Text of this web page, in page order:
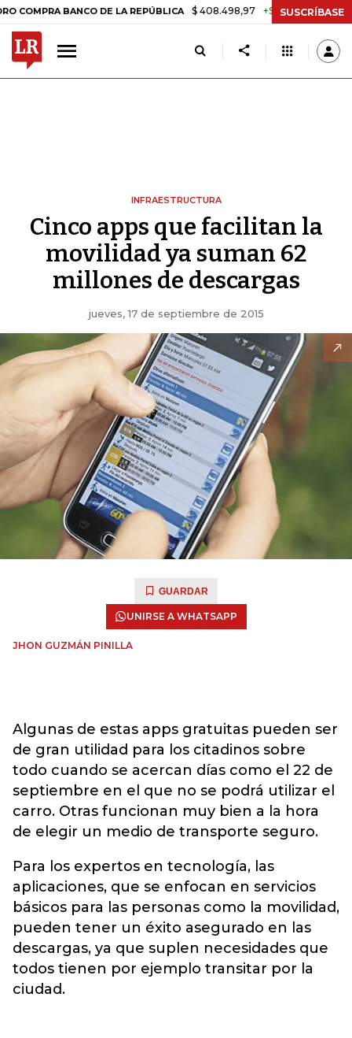
BANCO DE LA REPÚBLICA $ 408.498,97 +$ 8.753,81 +2,19%
SUSCRÍBASE
INFRAESTRUCTURA
Cinco apps que facilitan la
movilidad ya suman 62
millones de descargas
jueves, 17 de septiembre de 2015
GUARDAR
UNIRSE A WHATSAPP
JHON GUZMÁN PINILLA
Algunas de estas apps gratuitas pueden ser
de gran utilidad para los citadinos sobre
todo cuando se acercan días como el 22 de
septiembre en el que no se podrá utilizar el
carro. Otras funcionan muy bien a la hora
de elegir un medio de transporte seguro.
Para los expertos en tecnología, las
aplicaciones, que se enfocan en servicios
básicos para las personas como la movilidad,
pueden tener un éxito asegurado en las
descargas, ya que suplen necesidades que
todos tienen por ejemplo transitar por la
ciudad.